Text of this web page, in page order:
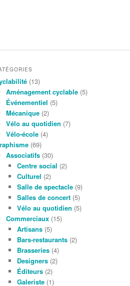
(13)
Aménagement cyclable(5)
Événementiel (5)
Mécanique(2)
Vélo au quotidien (7)
Vélo-école(4)
(69)
Associatifs(30)
Centre social (2)
Culturel (2)
Salle de spectacle (9)
Salles de concert (5)
Vélo au quotidien (5)
Commerciaux(15)
Artisans (5)
Bars-restaurants (2)
Brasseries (4)
Designers (2)
Éditeurs (2)
Galeriste (1)